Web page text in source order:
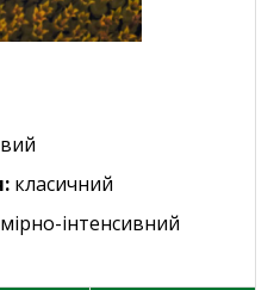
класичний
інтенсивний